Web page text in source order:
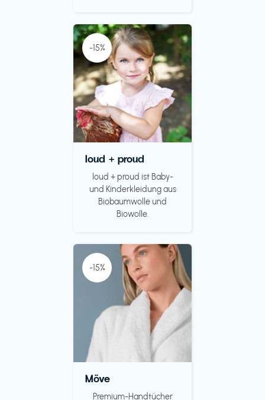
-15%
loud + proud
loud + proud ist Baby-
und Kinderkleidung aus
Biobaumwolle und
Biowolle.
-15%
Möve
Premium-Handtücher